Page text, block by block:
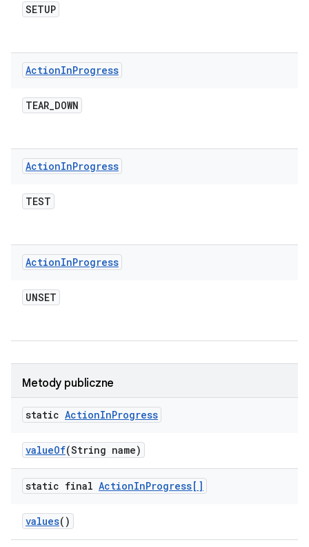
SETUP
ActionInProgress
TEAR_DOWN
ActionInProgress
TEST
ActionInProgress
UNSET
Metody publiczne
static ActionInProgress
valueOf(String name)
static final ActionInProgress[]
values()